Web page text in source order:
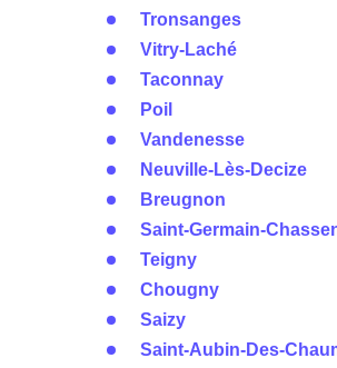
Tronsanges
Vitry-Laché
Taconnay
Poil
Vandenesse
Neuville-Lès-Decize
Breugnon
Saint-Germain-
Teigny
Chougny
Saizy
Saint-Aubin-Des-